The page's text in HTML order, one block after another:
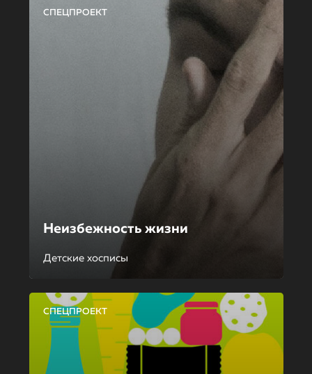
СПЕЦПРОЕКТ
Неизбежность жизни
Детские хосписы
СПЕЦПРОЕКТ